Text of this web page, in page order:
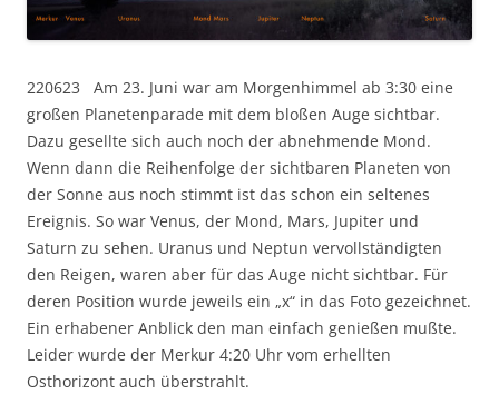
220623 Am 23. Juni war am Morgenhimmel ab 3:30 eine
großen Planetenparade mit dem bloßen Auge sichtbar.
Dazu gesellte sich auch noch der abnehmende Mond.
Wenn dann die Reihenfolge der sichtbaren Planeten von
der Sonne aus noch stimmt ist das schon ein seltenes
Ereignis. So war Venus, der Mond, Mars, Jupiter und
Saturn zu sehen. Uranus und Neptun vervollständigten
den Reigen, waren aber für das Auge nicht sichtbar. Für
deren Position wurde jeweils ein „x“ in das Foto gezeichnet.
Ein erhabener Anblick den man einfach genießen mußte.
Leider wurde der Merkur 4:20 Uhr vom erhellten
Osthorizont auch überstrahlt.